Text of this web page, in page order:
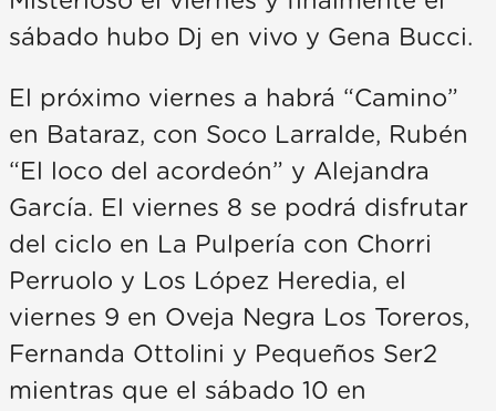
sábado hubo Dj en vivo y Gena Bucci.
El próximo viernes a habrá “Camino”
en Bataraz, con Soco Larralde, Rubén
“El loco del acordeón” y Alejandra
García. El viernes 8 se podrá disfrutar
del ciclo en La Pulpería con Chorri
Perruolo y Los López Heredia, el
viernes 9 en Oveja Negra Los Toreros,
Fernanda Ottolini y Pequeños Ser2
mientras que el sábado 10 en